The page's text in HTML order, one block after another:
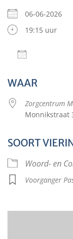
06-06-2026
19:15 uur
WAAR
Zorgcentrum
Monnikstraat
SOORT
Woord- en
Voorganger